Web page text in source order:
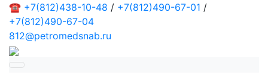
☎ +7(812)438-10-48 / +7(812)490-67-01 /
+7(812)490-67-04
812@petromedsnab.ru